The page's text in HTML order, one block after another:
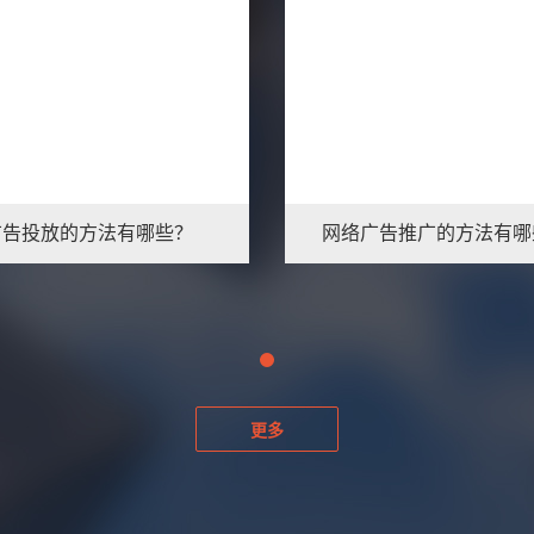
投放的方法有哪些？ 网络广告推广的方法有
更多